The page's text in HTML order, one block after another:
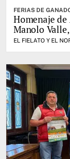
FERIAS DE
Homenaje
Manolo
EL FIELATO Y EL